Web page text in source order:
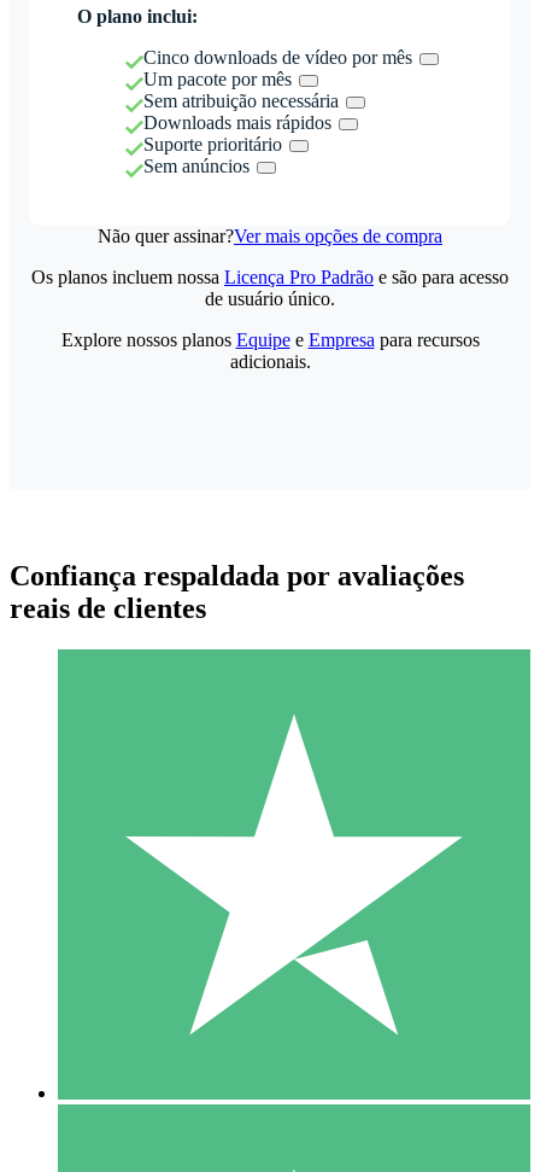
O plano inclui:
Cinco downloads de vídeo por mês
Um pacote por mês
Sem atribuição necessária
Downloads mais rápidos
Suporte prioritário
Sem anúncios
Não quer assinar?Ver mais opções de compra
Pacotes de Créditos Individuais
Pague conforme o uso com créditos de download. Sem
1000
Os planos incluem nossa Licença Pro Padrão e são para acesso
de usuário único.
Explore nossos planos Equipee Empresa para recursos
adicionais.
Confiança respaldada por avaliações
reais de clientes